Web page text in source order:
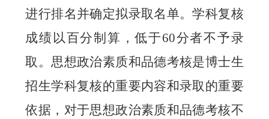
进行排名并确定拟录取名单。学科复核
成绩以百分制算 ，低于60分者不予录
取。思想政治素质和品德考核是博士生
招生学科复核的重要内容和录取的重要
依据，对于思想政治素质和品德考核不